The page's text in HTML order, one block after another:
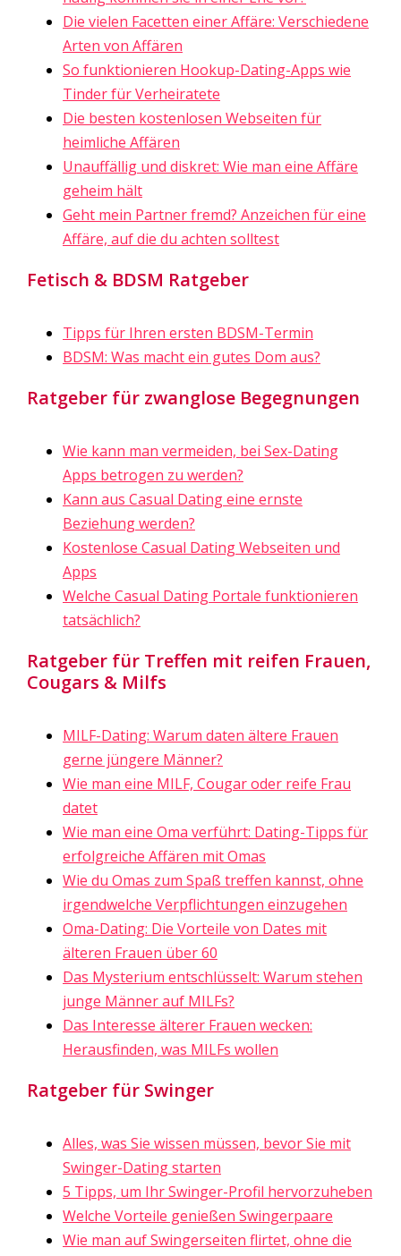
Die vielen Facetten einer Affäre: Verschiedene
Arten von Affären
So funktionieren Hookup-Dating-Apps wie
Tinder für Verheiratete
Die besten kostenlosen Webseiten für
heimliche Affären
Unauffällig und diskret: Wie man eine Affäre
geheim hält
Geht mein Partner fremd? Anzeichen für eine
Affäre, auf die du achten solltest
Fetisch & BDSM Ratgeber
Tipps für Ihren ersten BDSM-Termin
BDSM: Was macht ein gutes Dom aus?
Ratgeber für zwanglose Begegnungen
Wie kann man vermeiden, bei Sex-Dating
Apps betrogen zu werden?
Kann aus Casual Dating eine ernste
Beziehung werden?
Kostenlose Casual Dating Webseiten und
Apps
Welche Casual Dating Portale funktionieren
tatsächlich?
Ratgeber für Treffen mit reifen Frauen,
Cougars & Milfs
MILF-Dating: Warum daten ältere Frauen
gerne jüngere Männer?
Wie man eine MILF, Cougar oder reife Frau
datet
Wie man eine Oma verführt: Dating-Tipps für
erfolgreiche Affären mit Omas
Wie du Omas zum Spaß treffen kannst, ohne
irgendwelche Verpflichtungen einzugehen
Oma-Dating: Die Vorteile von Dates mit
älteren Frauen über 60
Das Mysterium entschlüsselt: Warum stehen
junge Männer auf MILFs?
Das Interesse älterer Frauen wecken:
Herausfinden, was MILFs wollen
Ratgeber für Swinger
Alles, was Sie wissen müssen, bevor Sie mit
Swinger-Dating starten
5 Tipps, um Ihr Swinger-Profil hervorzuheben
Welche Vorteile genießen Swingerpaare
Wie man auf Swingerseiten flirtet, ohne die